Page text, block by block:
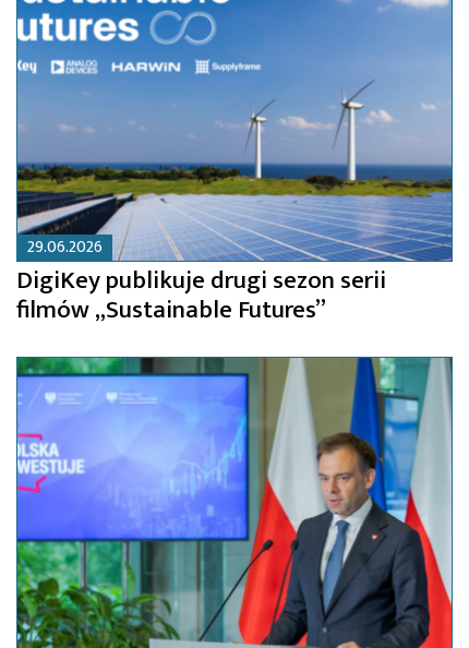
29.06.2026
DigiKey publikuje drugi sezon serii
filmów „Sustainable Futures”